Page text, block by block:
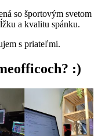
so športovým svetom
a kvalitu spánku.
s priateľmi.
:)